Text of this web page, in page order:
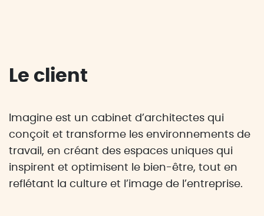
Le client
Imagine est un cabinet d’architectes qui
conçoit et transforme les environnements de
travail, en créant des espaces uniques qui
inspirent et optimisent le bien-être, tout en
reflétant la culture et l’image de l’entreprise.